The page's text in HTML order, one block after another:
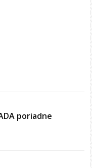
poriadne